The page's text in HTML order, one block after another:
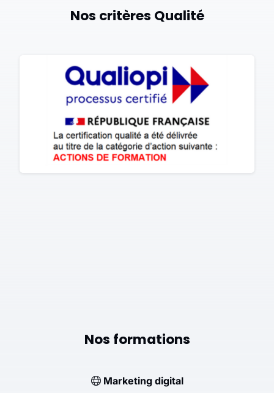
Nos critères Qualité
Nos formations
Marketing digital